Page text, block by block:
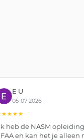
E U
05-07-2026
heb de NASM
en kan het je alleen